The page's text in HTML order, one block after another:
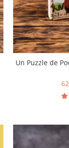
Un Puzzle de